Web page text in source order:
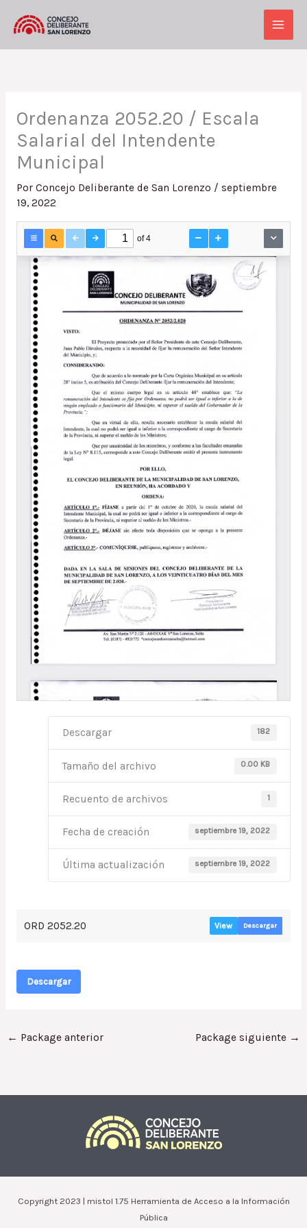
Main
Ordenanza 2052.20 / Escala
Salarial del Intendente
Municipal
Por Concejo Deliberante de San Lorenzo / septiembre
19, 2022
Descargar 182
Tamaño del archivo 0.00 KB
Recuento de archivos 1
Fecha de creación septiembre 19, 2022
Última actualización septiembre 19, 2022
ORD 2052.20 View Descargar
Descargar
← Package anterior Package siguiente →
Copyright 2023 | mistol 1.75 Herramienta de Acceso a la Información
Pública